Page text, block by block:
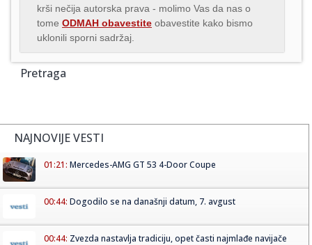
krši nečija autorska prava - molimo Vas da nas o
tome ODMAH obavestite obavestite kako bismo
uklonili sporni sadržaj.
Pretraga
NAJNOVIJE VESTI
01:21: Mercedes-AMG GT 53 4-Door Coupe
00:44: Dogodilo se na današnji datum, 7. avgust
00:44: Zvezda nastavlja tradiciju, opet časti najmlađe navijače